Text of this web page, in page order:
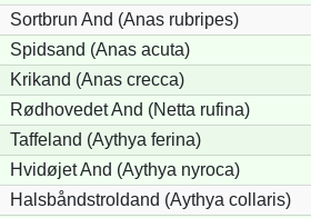
Sortbrun And (Anas rubripes)
Spidsand (Anas acuta)
Krikand (Anas crecca)
Rødhovedet And (Netta rufina)
Taffeland (Aythya ferina)
Hvidøjet And (Aythya nyroca)
Halsbåndstroldand (Aythya collaris)